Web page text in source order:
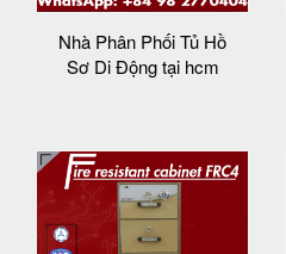
Nhà Phân Phối Tủ Hồ
Sơ Di Động tại hcm